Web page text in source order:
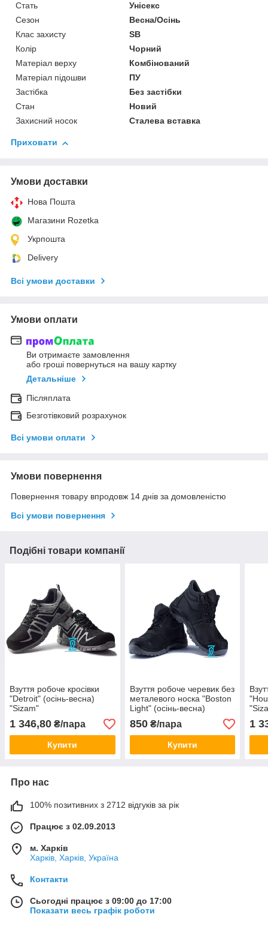
Стать
Унісекс
Сезон
Весна/Осінь
Клас захисту
SB
Колір
Чорний
Матеріал верху
Комбінований
Матеріал підошви
ПУ
Застібка
Без застібки
Стан
Новий
Захисний носок
Сталева вставка
Приховати
Умови доставки
Нова Пошта
Магазини Rozetka
Укрпошта
Delivery
Всі умови доставки
Умови оплати
Ви отримаєте замовлення
або гроші повернуться на вашу картку
Детальніше
Післяплата
Безготівковий розрахунок
Всі умови оплати
Умови повернення
Повернення товару впродовж 14 днів за домовленістю
Всі умови повернення
Подібні товари компанії
Взуття робоче кросівки
"Detroit" (осінь-весна)
"Sizam"
1 346,80 ₴/пара
Купити
Взуття робоче черевик без
металевого носка "Boston
Light" (осінь-весна)
"Sizam"
850₴/пара
Купити
1
Про нас
100% позитивних з 2712 відгуків за рік
Працює з 02.09.2013
м. Харків
Харків, Харків, Україна
Контакти
Сьогодні працює з 09:00 до 17:00
Показати весь графік роботи